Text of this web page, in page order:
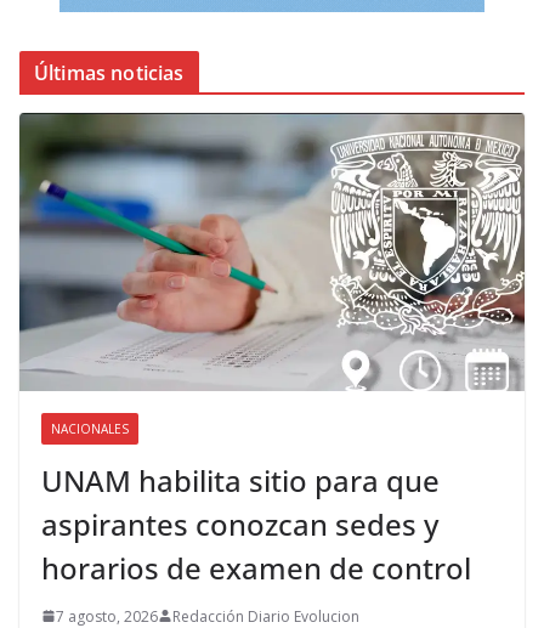
Últimas noticias
NACIONALES
UNAM habilita sitio para que
aspirantes conozcan sedes y
horarios de examen de control
7 agosto, 2026 Redacción Diario Evolucion